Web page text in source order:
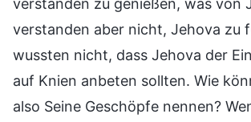
verstanden aber nicht, Jehova zu
wussten nicht, dass Jehova der
auf Knien anbeten sollten. Wie
also Seine Geschöpfe nennen?